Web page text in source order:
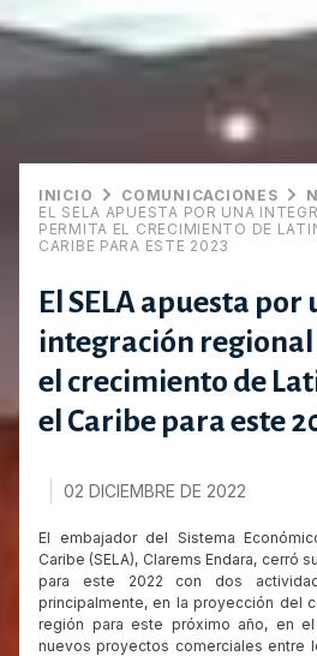
INICIO COMUNICACIONES
EL SELA APUESTA POR UNA
PERMITA EL CRECIMIENTO DE
CARIBE PARA ESTE 2023
El SELA apuesta por
integración
el crecimiento de
el Caribe para este
02 DICIEMBRE DE 2022
El embajador del Sistema
Caribe (SELA), Clarems Endara, cerró
para este 2022 con dos
principalmente, en la proyección del
región para este próximo año, en
nuevos proyectos comerciales entre